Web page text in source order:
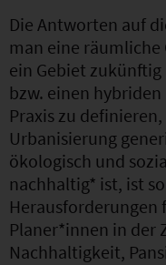
Die Antworten auf
man eine
ein Gebiet
bzw. einen
Praxis zu
Urbanisierung
ökologisch und
nachhaltig* ist, ist
Herausforderungen
Planer*innen in der
Nachhaltigkeit,